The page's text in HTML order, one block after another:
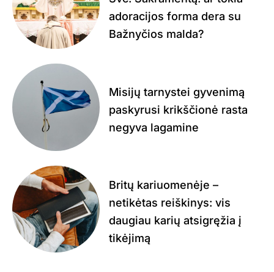
adoracijos forma dera su
Bažnyčios malda?
Misijų tarnystei gyvenimą
paskyrusi krikščionė rasta
negyva lagamine
Britų kariuomenėje –
netikėtas reiškinys: vis
daugiau karių atsigręžia į
tikėjimą